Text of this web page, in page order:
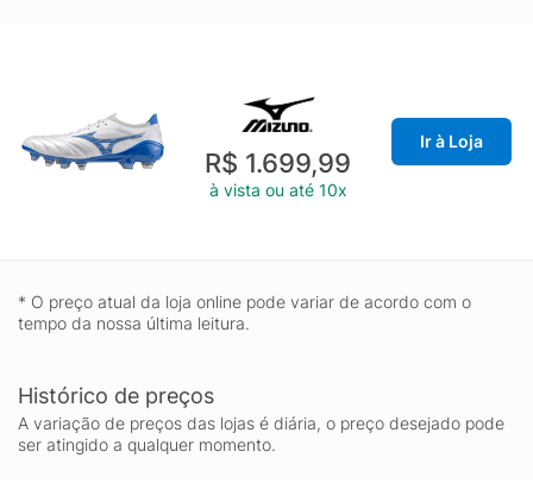
R$ 1.699,99
à vista ou até 10x
Ir à Loja
* O preço atual da loja online pode variar de acordo com o
tempo da nossa última leitura.
Histórico de preços
A variação de preços das lojas é diária, o preço desejado pode
ser atingido a qualquer momento.